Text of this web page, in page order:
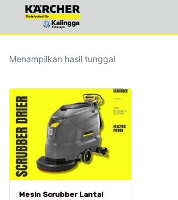
Menampilkan hasil tunggal
Mesin Scrubber Lantai